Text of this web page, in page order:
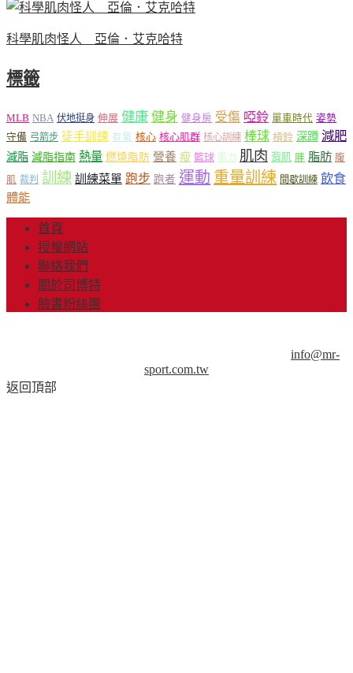
科學肌肉怪人 亞倫．艾克哈特
標籤
MLB NBA 伏地挺身 伸展 健康 健身 健身房 受傷 啞鈴 單車時代 姿勢
守備 弓箭步 徒手訓練 有氧 核心 核心肌群 核心訓練 棒球 槓鈴 深蹲 減肥
減脂 減脂指南 熱量 燃燒脂肪 營養 瘦 籃球 肌力 肌肉 背肌 胖 脂肪 腹
肌 裁判 訓練 訓練菜單 跑步 跑者 運動 重量訓練 間歇訓練 飲食
體能
首頁
授權網站
聯絡我們
關於司博特
臉書粉絲團
info@mr-
sport.com.tw
返回頂部